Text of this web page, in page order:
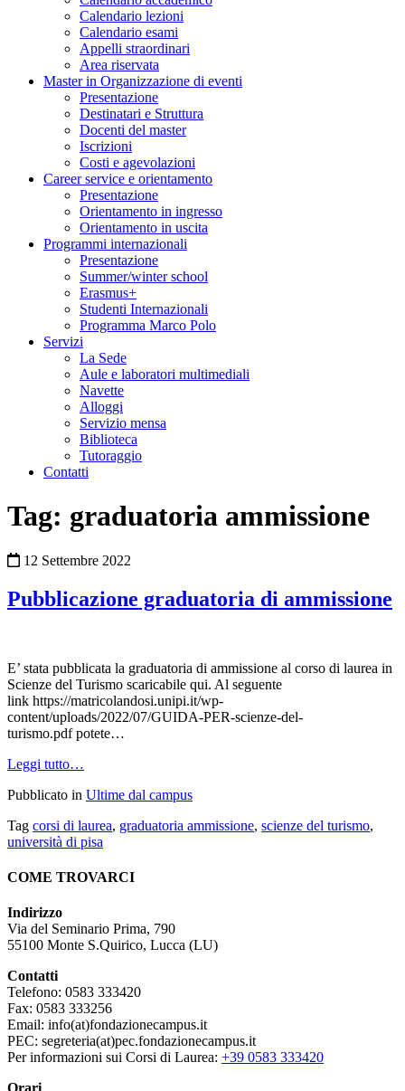
Calendario lezioni
Calendario esami
Appelli straordinari
Area riservata
Master in Organizzazione di eventi
Presentazione
Destinatari e Struttura
Docenti del master
Iscrizioni
Costi e agevolazioni
Career service e orientamento
Presentazione
Orientamento in ingresso
Orientamento in uscita
Programmi internazionali
Presentazione
Summer/winter school
Erasmus+
Studenti Internazionali
Programma Marco Polo
Servizi
La Sede
Aule e laboratori multimediali
Navette
Alloggi
Servizio mensa
Biblioteca
Tutoraggio
Contatti
Tag: graduatoria ammissione
Pubblicato
12 Settembre 2022
Pubblicazione graduatoria di ammissione
E’ stata pubblicata la graduatoria di ammissione al corso di laurea in
Scienze del Turismo scaricabile qui. Al seguente
link https://matricolandosi.unipi.it/wp-
content/uploads/2022/07/GUIDA-PER-scienze-del-
turismo.pdf potete…
Leggi tutto…
Pubblicato in Ultime dal campus
Tag corsi di laurea, graduatoria ammissione, scienze del turismo,
università di pisa
COME TROVARCI
Indirizzo
Via del Seminario Prima, 790
55100 Monte S.Quirico, Lucca (LU)
Contatti
Telefono: 0583 333420
Fax: 0583 333256
Email: info(at)fondazionecampus.it
PEC: segreteria(at)pec.fondazionecampus.it
Per informazioni sui Corsi di Laurea: +39 0583 333420